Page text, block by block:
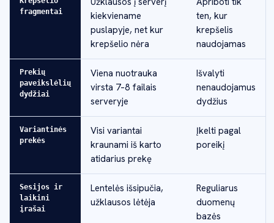
fragmentai
kiekviename
puslapyje, net kur
krepšelio nėra
ten, kur
krepšelis
naudojamas
Prekių
paveikslėlių
dydžiai
Viena nuotrauka
virsta 7–8 failais
serveryje
Išvalyti
nenaudojamus
dydžius
Variantinės
prekės
Visi variantai
kraunami iš karto
atidarius prekę
Įkelti pagal
poreikį
Sesijos ir
laikini
įrašai
Lentelės išsipučia,
užklausos lėtėja
Reguliarus
duomenų
bazės